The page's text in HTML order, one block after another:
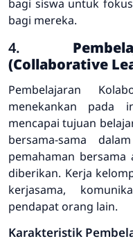
bagi siswa untuk
bagi mereka.
4.
(Collaborative
Pembelajaran
menekankan pada
mencapai tujuan
bersama-sama
pemahaman bersama
diberikan. Kerja
kerjasama,
pendapat orang lain.
Karakteristik